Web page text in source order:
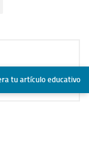
tu artículo educativo